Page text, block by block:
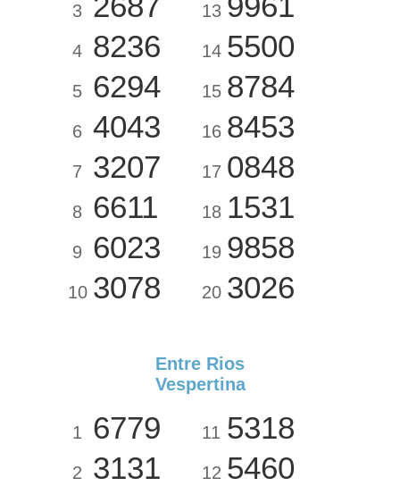
3
4 8236
5 6294
6 4043
7 3207
8 6611
9 6023
10 3078
13
14 5500
15 8784
16 8453
17 0848
18 1531
19 9858
20 3026
Entre Rios
Vespertina
1 6779
2 3131
11 5318
12 5460